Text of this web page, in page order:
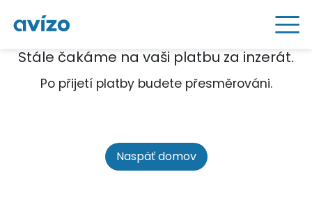
Stále čakáme na vaši platbu za inzerát.
Po přijetí platby budete přesměrováni.
Naspäť domov